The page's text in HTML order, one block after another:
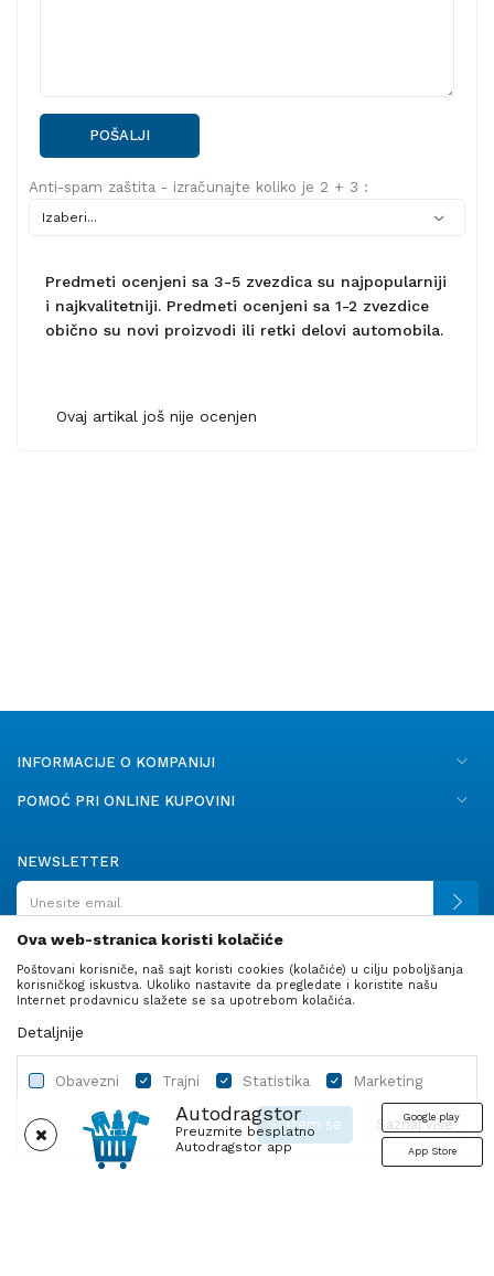
Autodragstor
Preuzmite besplatno
Autodragstor app
Google play
App Store
POŠALJI
Anti-spam zaštita - izračunajte koliko je 2 + 3 :
Predmeti ocenjeni sa 3-5 zvezdica su najpopularniji
i najkvalitetniji. Predmeti ocenjeni sa 1-2 zvezdice
obično su novi proizvodi ili retki delovi automobila.
Ovaj artikal još nije ocenjen
INFORMACIJE O KOMPANIJI
POMOĆ PRI ONLINE KUPOVINI
NEWSLETTER
PRATITE NAS
Autodelovi Ulje i tečnosti
Ova web-stranica koristi kolačiće
Poštovani korisniče, naš sajt koristi cookies (kolačiće) u cilju poboljšanja
korisničkog iskustva. Ukoliko nastavite da pregledate i koristite našu
Internet prodavnicu slažete se sa upotrebom kolačića.
Detaljnije
Obavezni Trajni Statistika Marketing
Saznaj više
Slažem se